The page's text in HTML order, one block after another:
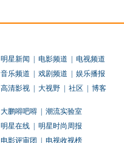
明星新闻 电影频道
电视频道
音乐频道 戏剧频道
娱乐播报
高清影视 大视野 社区 博客
大鹏嘚吧嘚
潮流实验室
明星在线
明星时尚周报
电影评审团 电视收视榜